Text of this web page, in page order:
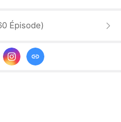
Ce qu'elle
marié avec une femme
une trahison passée.
Épisode)